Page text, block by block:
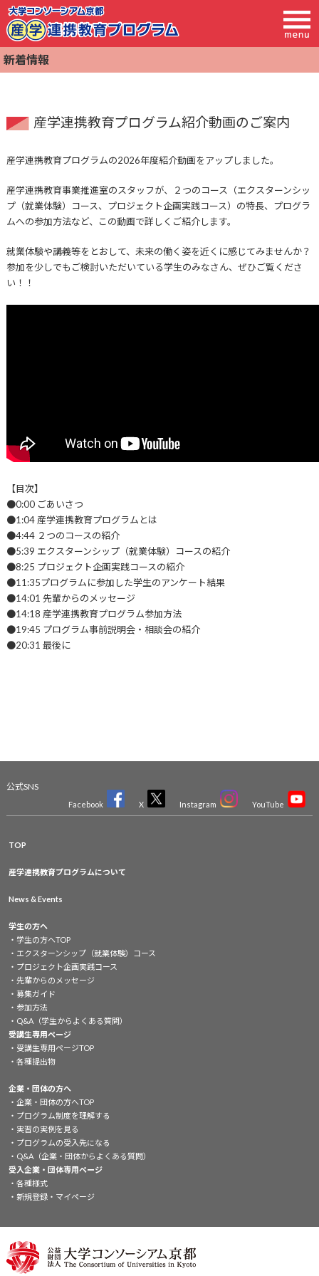
新着情報
産学連携教育プログラム紹介動画のご案内
産学連携教育プログラムの2026年度紹介動画をアップしました。
産学連携教育事業推進室のスタッフが、２つのコース（エクスターンシッ
プ（就業体験）コース、プロジェクト企画実践コース）の特⻑、プログラ
ムへの参加⽅法など、この動画で詳しくご紹介します。
就業体験や講義等をとおして、未来の働く姿を近くに感じてみませんか？
参加を少しでもご検討いただいている学⽣のみなさん、ぜひご覧くださ
い！！
【目次】
●0:00 ごあいさつ
●1:04 産学連携教育プログラムとは
●4:44 ２つのコースの紹介
●5:39 エクスターンシップ（就業体験）コースの紹介
●8:25 プロジェクト企画実践コースの紹介
●11:35プログラムに参加した学生のアンケート結果
●14:01 先輩からのメッセージ
●14:18 産学連携教育プログラム参加方法
●19:45 プログラム事前説明会・相談会の紹介
●20:31 最後に
公式SNS
Facebook X Instagram YouTube
TOP
産学連携教育プログラムについて
News & Events
学生の方へ
学生の方へTOP
エクスターンシップ（就業体験）コース
プロジェクト企画実践コース
先輩からのメッセージ
募集ガイド
参加方法
Q&A（学生からよくある質問）
受講生専用ページ
受講生専用ページTOP
各種提出物
企業・団体の方へ
企業・団体の方へTOP
プログラム制度を理解する
実習の実例を見る
プログラムの受入先になる
Q&A（企業・団体からよくある質問）
受入企業・団体専用ページ
各種様式
新規登録・マイページ